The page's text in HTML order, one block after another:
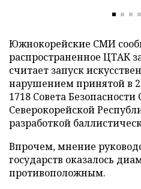
Южнокорейские СМИ
распространенное ЦТАК
считает запуск
нарушением принятой в
1718 Совета
Северокорейской
разработкой
Впрочем, мнение
государств оказалось
противоположным.